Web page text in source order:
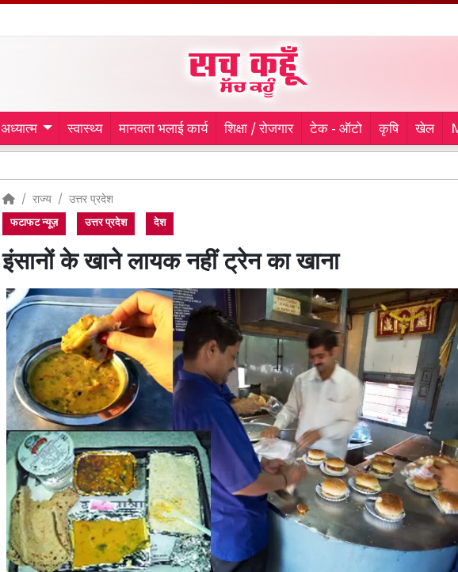
अध्यात्म स्वास्थ्य मानवता भलाई कार्य शिक्षा / रोजगार टेक - ऑटो कृषि खेल
9 माह से
राज्य उत्तर प्रदेश
फटाफट न्यूज़ उत्तर प्रदेश देश
इंसानों के खाने लायक नहीं ट्रेन का खाना